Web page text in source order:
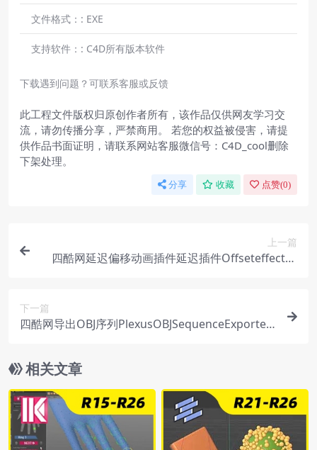
文件格式：: EXE
支持软件：: C4D所有版本软件
下载遇到问题？可联系客服或反馈
此工程文件版权归原创作者所有，该作品仅供网友学习交
流，请勿传播分享，严禁商用。 若您的权益被侵害，请提
供作品书面证明，请联系网站客服微信号：C4D_cool删除
下架处理。
分享 收藏 点赞(0)
上一篇
四酷网延迟偏移动画插件延迟插件Offseteffector
下一篇
四酷网导出OBJ序列PlexusOBJSequenceExporter
相关文章